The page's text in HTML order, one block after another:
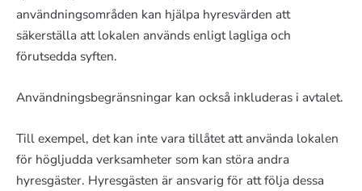
användningsområden kan hjälpa hyresvärden att
säkerställa att lokalen används enligt lagliga och
förutsedda syften.
Användningsbegränsningar kan också inkluderas i avtalet.
Till exempel, det kan inte vara tillåtet att använda lokalen
för högljudda verksamheter som kan störa andra
hyresgäster. Hyresgästen är ansvarig för att följa dessa